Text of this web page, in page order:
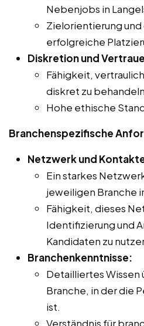
Nebenjobs in
Zielorientierung
erfolgreiche
Diskretion und
Fähigkeit,
diskret zu
Hohe ethische
Branchenspezifische
Netzwerk und
Ein starkes
jeweiligen Branche
Fähigkeit, dieses
Identifizierung und
Kandidaten zu
Branchenkenntnisse:
Detailliertes
Branche, in der die
ist.
Verständnis für